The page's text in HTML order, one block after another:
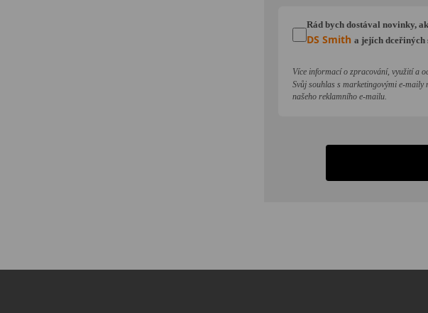
Rád bych dostával novinky,
DS Smith a jejích dceřiných
Více informací o zpracování, využití a
Svůj souhlas s marketingovými e-maily
našeho reklamního e-mailu.